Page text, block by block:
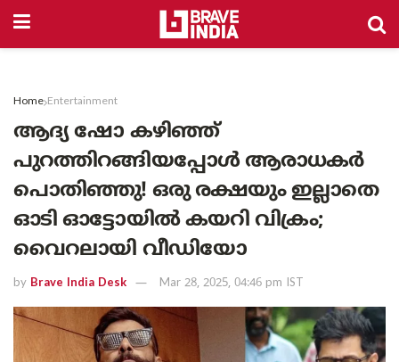
Home Entertainment
ആദ്യ ഷോ കഴിഞ്ഞ്
പുറത്തിറങ്ങിയപ്പോൾ ആരാധകർ
പൊതിഞ്ഞു! ഒരു രക്ഷയും ഇല്ലാതെ
ഓടി ഓട്ടോയിൽ കയറി വിക്രം;
വൈറലായി വീഡിയോ
by Brave India Desk Mar 28, 2025, 04:46 pm IST